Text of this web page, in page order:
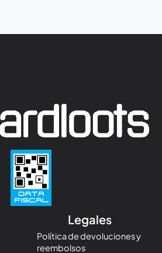
Legales
Política de devoluciones y
reembolsos